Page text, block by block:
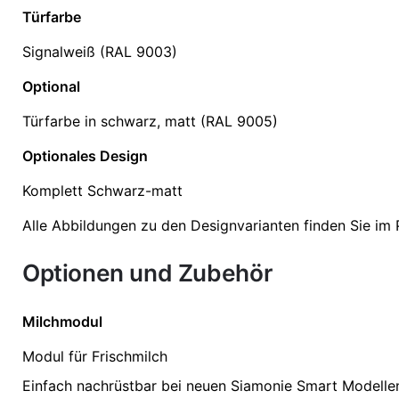
Türfarbe
Signalweiß (RAL 9003)
Optional
Türfarbe in schwarz, matt (RAL 9005)
Optionales Design
Komplett Schwarz-matt
Alle Abbildungen zu den Designvarianten finden Sie im
Optionen und Zubehör
Milchmodul
Modul für Frischmilch
Einfach nachrüstbar bei neuen Siamonie Smart